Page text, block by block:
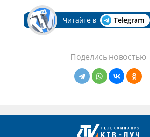
Читайте в Telegram
Поделись новостью